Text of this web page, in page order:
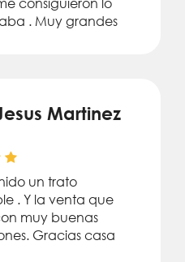
. Muy grandes
Martinez
un trato
. Y la venta que
muy buenas
Gracias casa